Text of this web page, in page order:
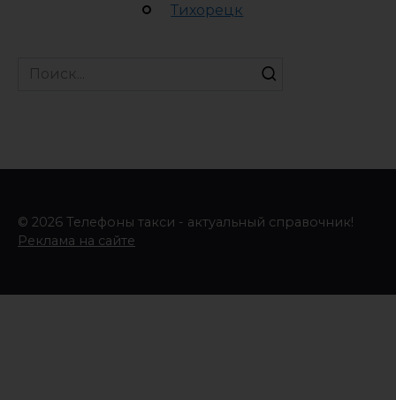
Тихорецк
Search
© 2026 Телефоны такси - актуальный справочник!
Реклама на сайте